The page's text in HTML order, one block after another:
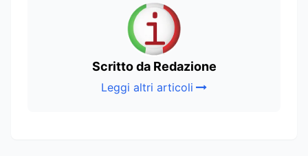
Scritto da Redazione
Leggi altri articoli